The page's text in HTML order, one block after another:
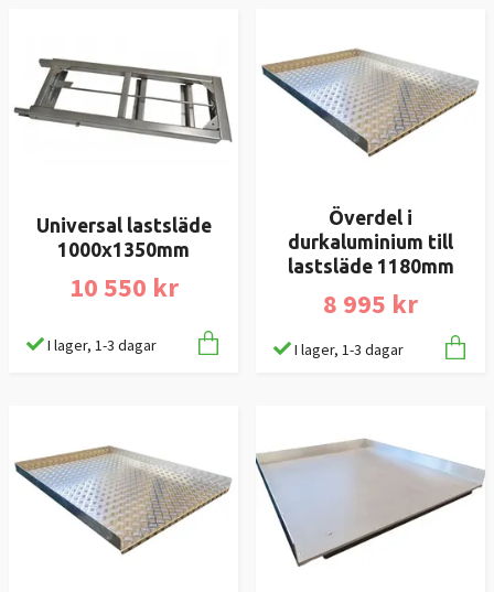
Universal lastsläde
1000x1350mm
10 550 kr
I lager, 1-3 dagar
Överdel i
durkaluminium till
lastsläde 1180mm
8 995 kr
I lager, 1-3 dagar